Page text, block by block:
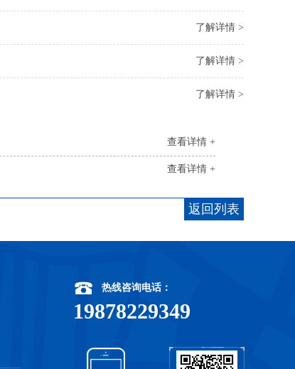
了解详情 >
了解详情 >
了解详情 >
查看详情 +
查看详情 +
返回列表
热线咨询电话：
19878229349